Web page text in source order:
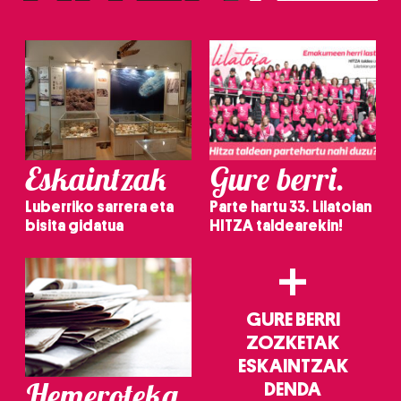
Eskaintzak
Luberriko sarrera eta
bisita gidatua
Gure berri.
Parte hartu 33. Lilatoian
HITZA taldearekin!
+
GURE BERRI
ZOZKETAK
ESKAINTZAK
DENDA